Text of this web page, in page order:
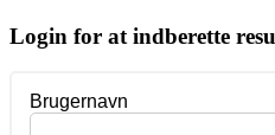
Login for at indberette
Brugernavn